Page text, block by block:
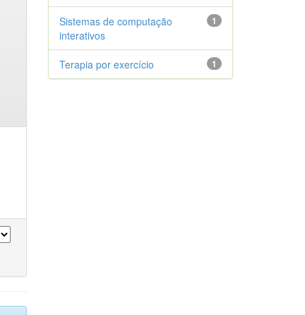
1
Sistemas de computação
interativos
1
Terapia por exercício